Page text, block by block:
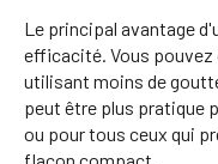
Le principal avantage
efficacité. Vous pouvez
utilisant moins de
peut être plus pratique
ou pour tous ceux qui